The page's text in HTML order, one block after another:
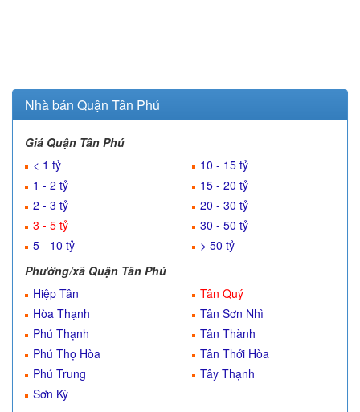
Nhà bán Quận Tân Phú
Giá Quận Tân Phú
< 1 tỷ
1 - 2 tỷ
2 - 3 tỷ
3 - 5 tỷ
5 - 10 tỷ
10 - 15 tỷ
15 - 20 tỷ
20 - 30 tỷ
30 - 50 tỷ
> 50 tỷ
Phường/xã Quận Tân Phú
Hiệp Tân
Hòa Thạnh
Phú Thạnh
Phú Thọ Hòa
Phú Trung
Sơn Kỳ
Tân Quý
Tân Sơn Nhì
Tân Thành
Tân Thới Hòa
Tây Thạnh